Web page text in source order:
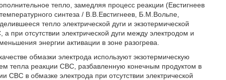
тепло, замедляя процесс реакции (Евстигнеев
синтеза / В.В.Евстигнеев, Б.М.Вольпе,
тепло электрической дуги и экзотермической
при отсутствии электрической дуги между электродом и
энергии активации в зоне разогрева.
обмазки электрода используют экзотермическую
тепла реакции СВС, разбавленную конечным продуктом в
СВС в обмазке электрода при отсутствии электрической